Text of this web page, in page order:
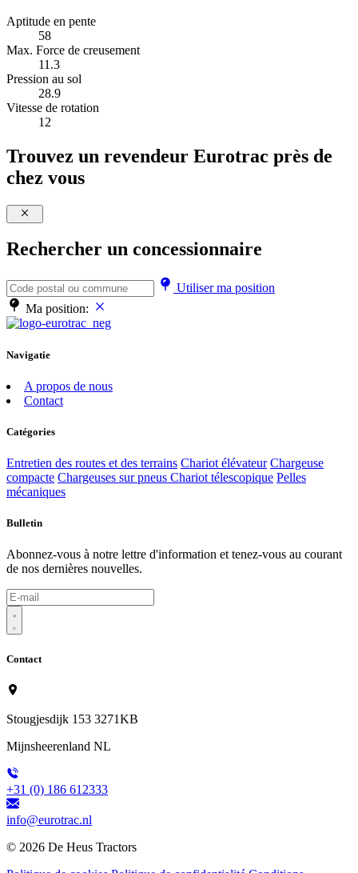
Aptitude en pente
58
Max. Force de creusement
11.3
Pression au sol
28.9
Vitesse de rotation
12
Trouvez un revendeur Eurotrac près de
chez vous
Rechercher un concessionnaire
Utiliser ma position
Ma position:
Navigatie
A propos de nous
Contact
Catégories
Entretien des routes et des terrains Chariot élévateur Chargeuse
compacte Chargeuses sur pneus Chariot télescopique Pelles
mécaniques
Bulletin
Abonnez-vous à notre lettre d'information et tenez-vous au courant
de nos dernières nouvelles.
Contact
Stougjesdijk 153 3271KB
Mijnsheerenland NL
+31 (0) 186 612333
info@eurotrac.nl
© 2026 De Heus Tractors